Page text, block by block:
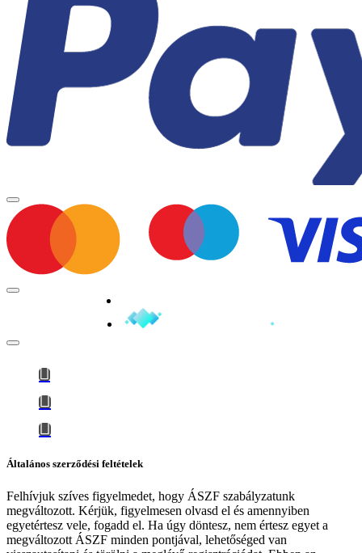
Általános szerződési feltételek
Felhívjuk szíves figyelmedet, hogy ÁSZF szabályzatunk
megváltozott. Kérjük, figyelmesen olvasd el és amennyiben
egyetértesz vele, fogadd el. Ha úgy döntesz, nem értesz egyet a
megváltozott ÁSZF minden pontjával, lehetőséged van